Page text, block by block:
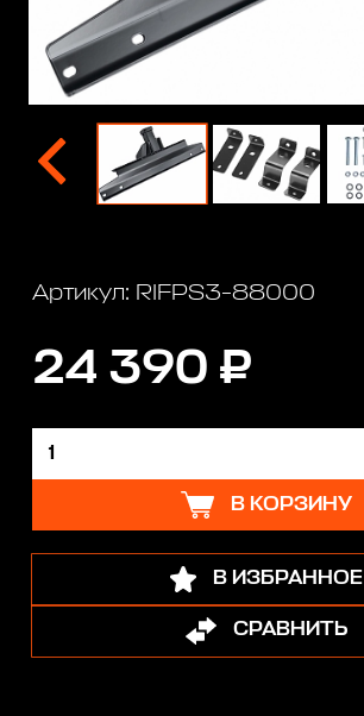
Артикул: RIFPS3-88000
24 390 ₽
В КОРЗИНУ
В ИЗБРАННОЕ
СРАВНИТЬ